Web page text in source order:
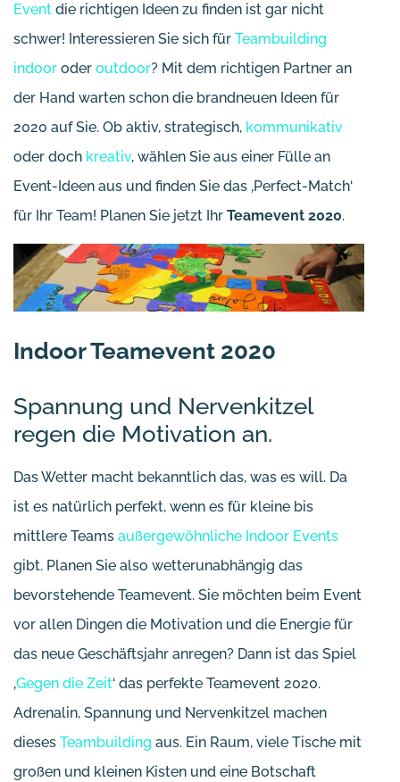
Event die richtigen Ideen zu finden ist gar nicht
schwer! Interessieren Sie sich für Teambuilding
indoor oder outdoor? Mit dem richtigen Partner an
der Hand warten schon die brandneuen Ideen für
2020 auf Sie. Ob aktiv, strategisch, kommunikativ
oder doch kreativ, wählen Sie aus einer Fülle an
Event-Ideen aus und finden Sie das ‚Perfect-Match‘
für Ihr Team! Planen Sie jetzt Ihr Teamevent 2020.
Indoor Teamevent 2020
Spannung und Nervenkitzel
regen die Motivation an.
Das Wetter macht bekanntlich das, was es will. Da
ist es natürlich perfekt, wenn es für kleine bis
mittlere Teams außergewöhnliche Indoor Events
gibt. Planen Sie also wetterunabhängig das
bevorstehende Teamevent. Sie möchten beim Event
vor allen Dingen die Motivation und die Energie für
das neue Geschäftsjahr anregen? Dann ist das Spiel
‚Gegen die Zeit‘ das perfekte Teamevent 2020.
Adrenalin, Spannung und Nervenkitzel machen
dieses Teambuilding aus. Ein Raum, viele Tische mit
großen und kleinen Kisten und eine Botschaft